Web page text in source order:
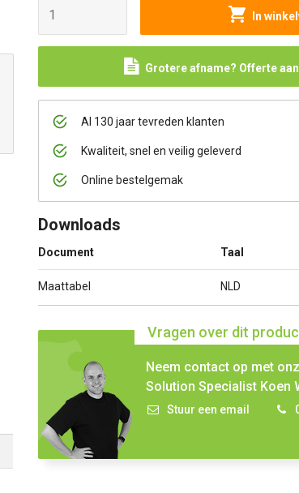
In
Grotere afname? Offerte
Al 130 jaar tevreden klanten
Kwaliteit, snel en veilig geleverd
Online bestelgemak
Downloads
Document Taal
Maattabel NLD
Vragen over dit
Neem contact op met
Solution Specialist Koen
Stuur een email